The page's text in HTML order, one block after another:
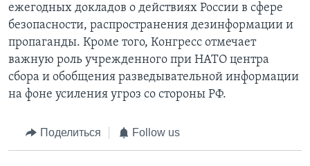
ежегодных докладов о действиях России в сфере
безопасности, распространения дезинформации и
пропаганды. Кроме того, Конгресс отмечает
важную роль учрежденного при НАТО центра
сбора и обобщения разведывательной информации
на фоне усиления угроз со стороны РФ.
Поделиться Follow us